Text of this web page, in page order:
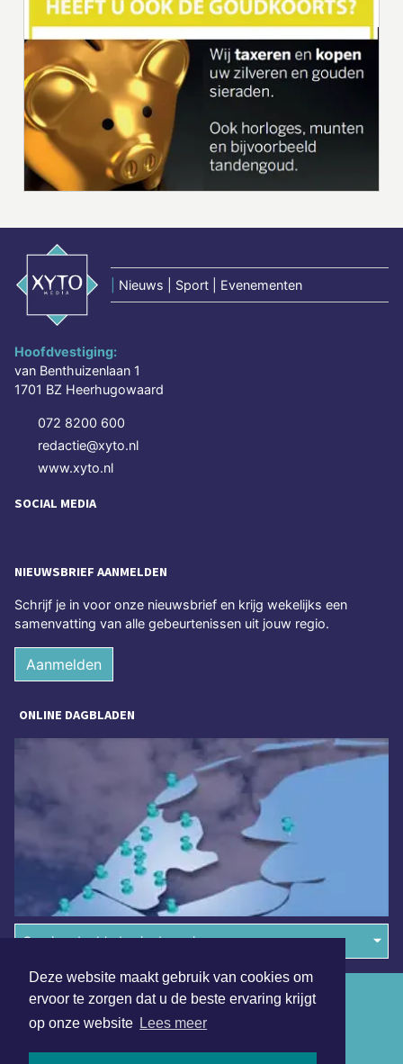
Deze website maakt gebruik van cookies om
ervoor te zorgen dat u de beste ervaring krijgt
op onze website Lees meer
Nieuws | Sport | Evenementen
Hoofdvestiging:
van Benthuizenlaan 1
1701 BZ Heerhugowaard
072 8200 600
redactie@xyto.nl
www.xyto.nl
SOCIAL MEDIA
NIEUWSBRIEF AANMELDEN
Schrijf je in voor onze nieuwsbrief en krijg wekelijks een
samenvatting van alle gebeurtenissen uit jouw regio.
Aanmelden
ONLINE DAGBLADEN
Overige dagbladen in de regio
Algemene voorwaarden
Disclaimer